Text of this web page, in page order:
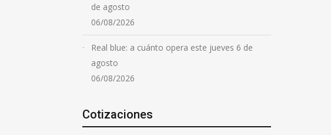
de agosto
06/08/2026
Real blue: a cuánto opera este jueves 6 de
agosto
06/08/2026
Cotizaciones